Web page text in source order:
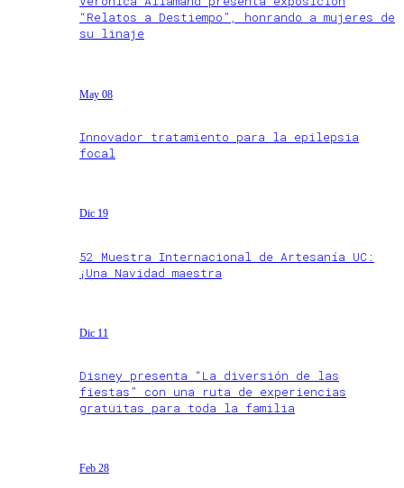
“Relatos a Destiempo”, honrando a mujeres de
su linaje
May 08
Innovador tratamiento para la epilepsia
focal
Dic 19
52 Muestra Internacional de Artesanía UC:
¡Una Navidad maestra
Dic 11
Disney presenta “La diversión de las
fiestas” con una ruta de experiencias
gratuitas para toda la familia
Feb 28